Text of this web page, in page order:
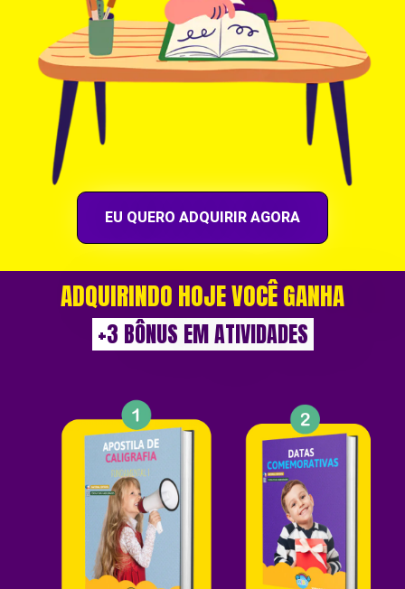
EU QUERO ADQUIRIR AGORA
ADQUIRINDO HOJE VOCÊ GANHA
+3 BÔNUS EM ATIVIDADES